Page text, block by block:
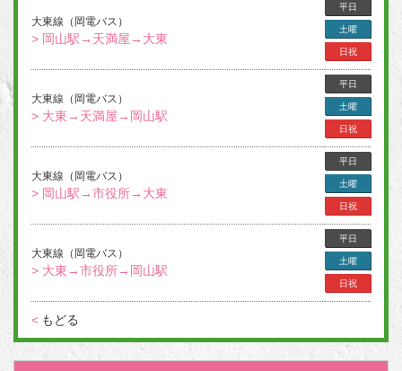
大東線（岡電バス）
> 岡山駅→天満屋→大東
平日
土曜
日祝
大東線（岡電バス）
> 大東→天満屋→岡山駅
平日
土曜
日祝
大東線（岡電バス）
> 岡山駅→市役所→大東
平日
土曜
日祝
大東線（岡電バス）
> 大東→市役所→岡山駅
平日
土曜
日祝
< もどる